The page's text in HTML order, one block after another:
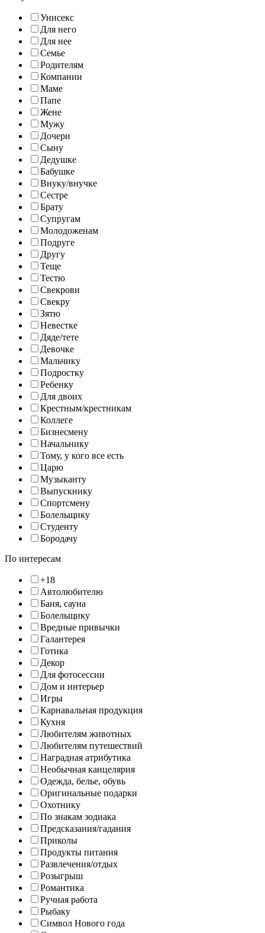
Унисекс
Для него
Для нее
Семье
Родителям
Компании
Маме
Папе
Жене
Мужу
Дочери
Сыну
Дедушке
Бабушке
Внуку/внучке
Сестре
Брату
Супругам
Молодоженам
Подруге
Другу
Теще
Тестю
Свекрови
Свекру
Зятю
Невестке
Дяде/тете
Девочке
Мальчику
Подростку
Ребенку
Для двоих
Крестным/крестникам
Коллеге
Бизнесмену
Начальнику
Тому, у кого все есть
Царю
Музыканту
Выпускнику
Спортсмену
Болельщику
Студенту
Бородачу
По интересам
+18
Автолюбителю
Баня, сауна
Болельщику
Вредные привычки
Галантерея
Готика
Декор
Для фотосессии
Дом и интерьер
Игры
Карнавальная продукция
Кухня
Любителям животных
Любителям путешествий
Наградная атрибутика
Необычная канцелярия
Одежда, белье, обувь
Оригинальные подарки
Охотнику
По знакам зодиака
Предсказания/гадания
Приколы
Продукты питания
Развлечения/отдых
Розыгрыш
Романтика
Ручная работа
Рыбаку
Символ Нового года